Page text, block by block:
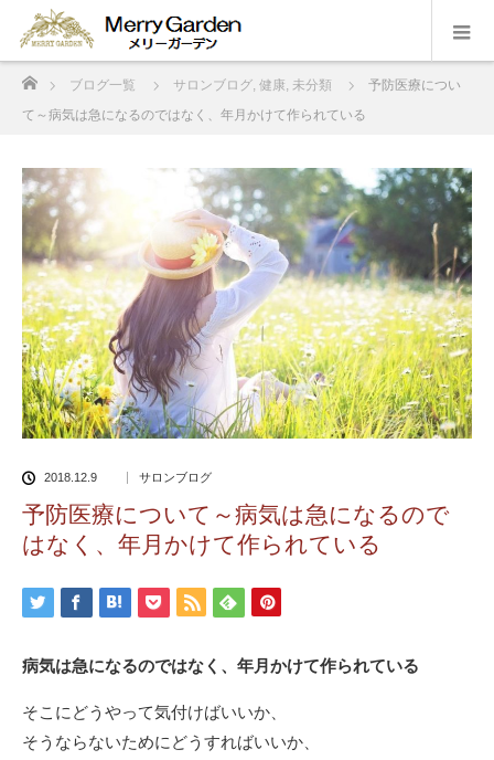
ブログ一覧 サロンブログ, 健康, 未分類
予防医療につい
て～病気は急になるのではなく、年月かけて作られている
2018.12.9 サロンブログ
予防医療について～病気は急になるので
はなく、年月かけて作られている
病気は急になるのではなく、年月かけて作られている
そこにどうやって気付けばいいか、
そうならないためにどうすればいいか、